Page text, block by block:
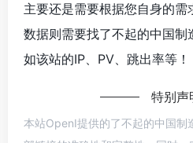
主要还是需要根据您自身的
数据则需要找了不起的中国制
如该站的IP、PV、跳出率等！
特别声
本站OpenI提供的了不起的中国制